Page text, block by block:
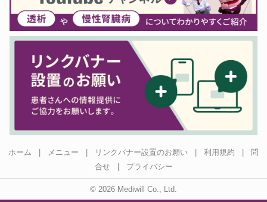
ホーム | メニュー | リンクバナー設置のお願い | 利用規約 |
問
合せ
| プライバシー
© 2026 Mediwill Co., Ltd.